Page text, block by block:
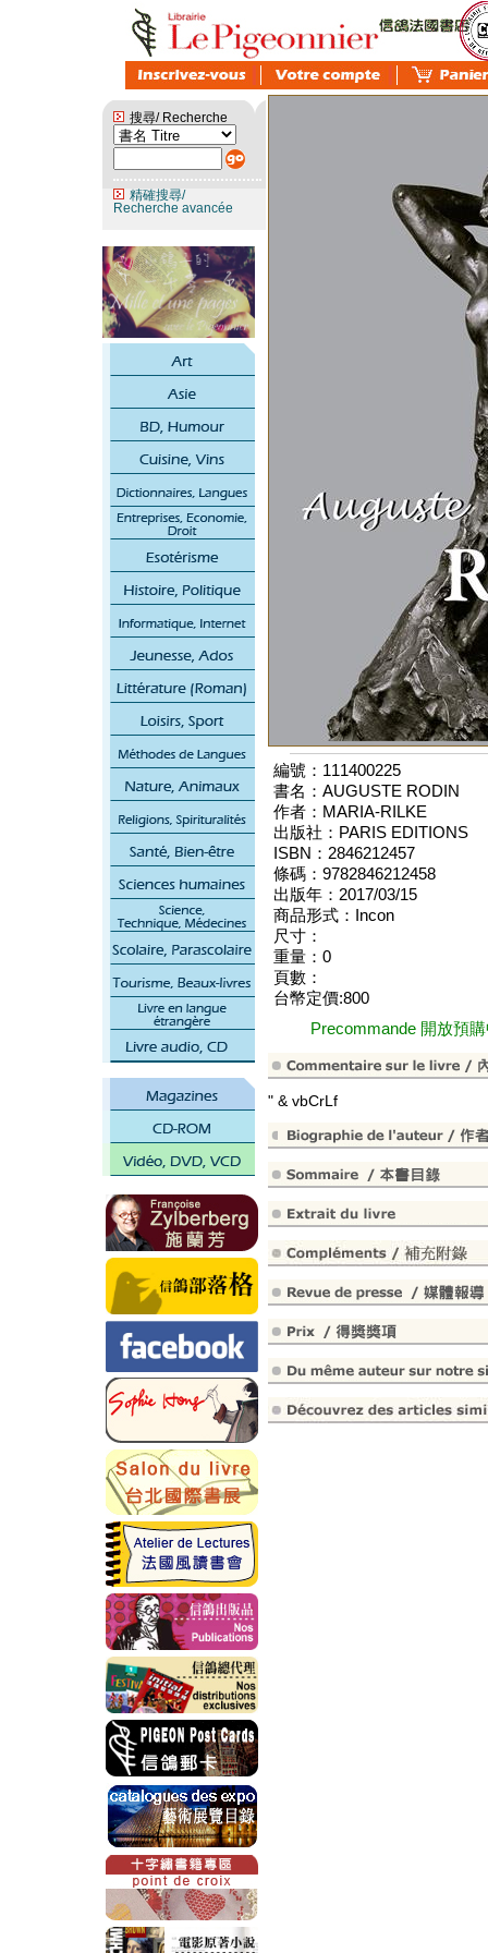
搜尋/ Recherche
精確搜尋/
Recherche avancée
編號：111400225
書名：AUGUSTE RODIN
作者：MARIA-RILKE
出版社：PARIS EDITIONS
ISBN：2846212457
條碼：9782846212458
出版年：2017/03/15
商品形式：Incon
尺寸：
重量：0
頁數：
台幣定價:800
Precommande 開放預
" & vbCrLf